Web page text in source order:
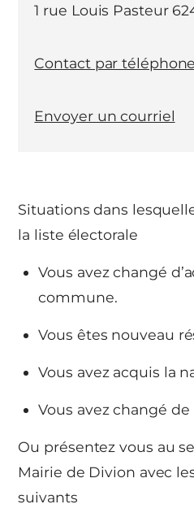
Situations dans
la liste électorale
Vous avez changé
commune.
Vous êtes nouveau
Vous avez acquis la
Vous avez changé
Ou présentez vous au
Mairie de Divion avec
suivants
1 rue Louis Pasteur
Contact par téléphone
Envoyer un courriel